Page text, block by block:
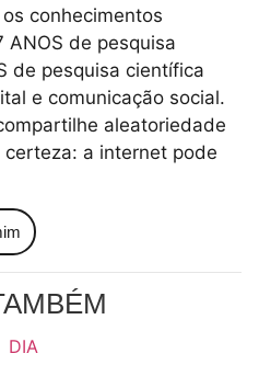
conhecimentos
ANOS de pesquisa
de pesquisa científica
e comunicação social.
aleatoriedade
a internet pode